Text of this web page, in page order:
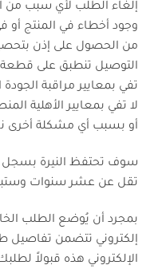
إلغاء الطلب لأي سبب من
وجود أخطاء في المنتج أو
من الحصول على إذن
التوصيل تنطبق على قطعة
تفي بمعايير مراقبة
لا تفي بمعايير الأهلية
أو بسبب أي مشكلة أخرى
سوف تحتفظ النيرة بسجل
تقل عن عشر سنوات
بمجرد أن يُوضع الطلب
إلكتروني تتضمن تفاصيل
الإلكتروني هذه قبولاً